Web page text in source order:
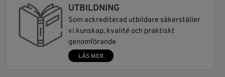
UTBILDNING
Som ackrediterad utbildare säkerställer
vi kunskap, kvalité och praktiskt
genomförande
LÄS MER